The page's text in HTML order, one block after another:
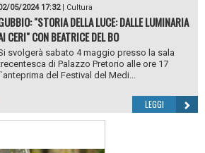
05/2024 17:32| Cultura
"STORIA DELLA LUCE: DALLE LUMINARIA
CERI" CON BEATRICE DEL BO
svolgerà sabato 4 maggio presso la sala
di Palazzo Pretorio alle ore 17
del Festival del Medi...
LEGGI